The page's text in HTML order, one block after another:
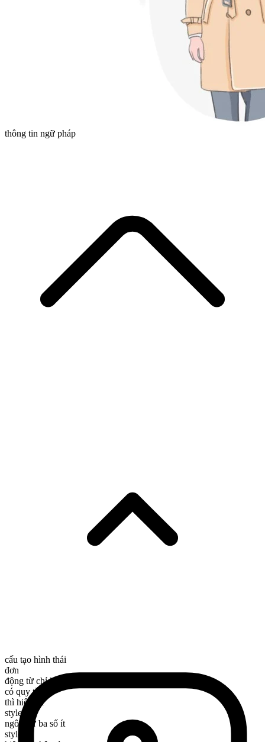
thông tin ngữ pháp
cấu tạo hình thái
đơn
động từ chỉ hành động
có quy tắc
thì hiện tại
style
ngôi thứ ba số ít
styles